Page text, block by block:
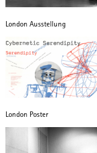
London Ausstellung
London Poster